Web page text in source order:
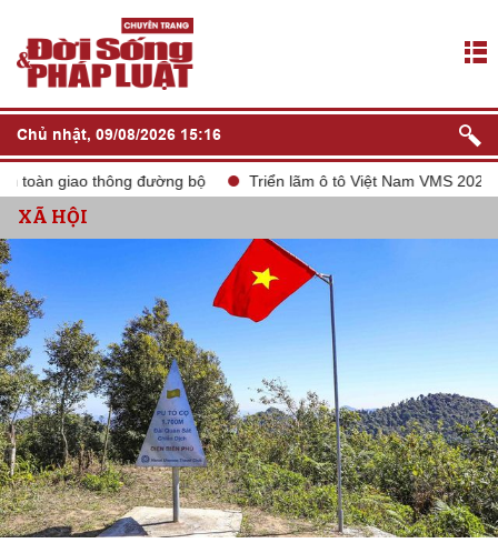
Chủ nhật, 09/08/2026 15:16
thông đường bộ Triển lãm ô tô Việt Nam VMS 2024 tắt
XÃ HỘI